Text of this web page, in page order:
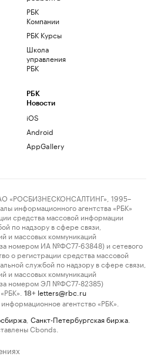
РБК
Компании
РБК Курсы
Школа
управления
РБК
РБК
Новости
iOS
Android
AppGallery
«РОСБИЗНЕСКОНСАЛТИНГ», 1995–
информационного агентства «РБК»
средства массовой информации
по надзору в сфере связи,
и массовых коммуникаций
номером ИА №ФС77-63848) и сетевого
о регистрации средства массовой
службой по надзору в сфере связи,
и массовых коммуникаций
номером ЭЛ №ФС77-82385)
18+ letters@rbc.ru
агентство «РБК».
Санкт-Петербургская биржа
Cbonds.